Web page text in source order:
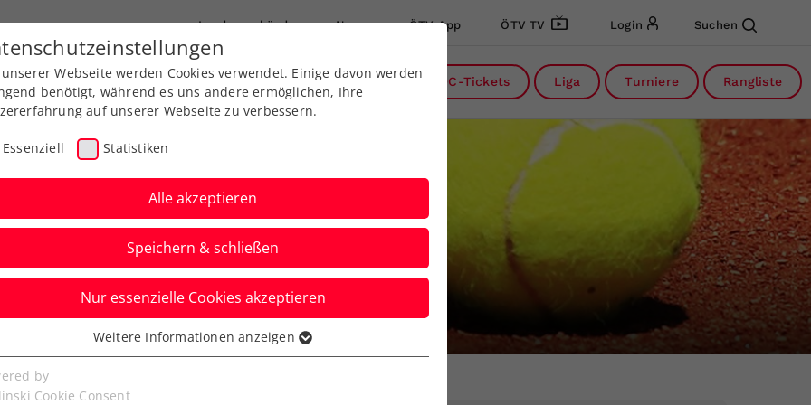
Landesverbände News ÖTV App ÖTV TV Login Suchen
Ausbildung Services Über uns DC-Tickets Liga Turniere Rangliste
Aktuelle News
Webseite werden Cookies verwendet. Einige davon werden
benötigt, während es uns andere ermöglichen, Ihre
auf unserer Webseite zu verbessern.
Essenziell Statistiken
Alle akzeptieren
Speichern & schließen
Nur essenzielle Cookies akzeptieren
Cookies werden für grundlegende Funktionen der
benötigt. Dadurch ist gewährleistet, dass die Webseite
Weitere Informationen anzeigen
by
Cookie Consent